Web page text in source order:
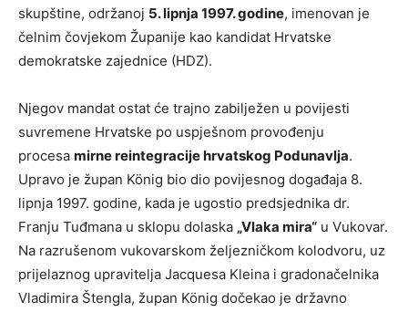
skupštine, održanoj 5. lipnja 1997. godine, imenovan je
čelnim čovjekom Županije kao kandidat Hrvatske
demokratske zajednice (HDZ).
Njegov mandat ostat će trajno zabilježen u povijesti
suvremene Hrvatske po uspješnom provođenju
procesa mirne reintegracije hrvatskog Podunavlja.
Upravo je župan König bio dio povijesnog događaja 8.
lipnja 1997. godine, kada je ugostio predsjednika dr.
Franju Tuđmana u sklopu dolaska „Vlaka mira“ u Vukovar.
Na razrušenom vukovarskom željezničkom kolodvoru, uz
prijelaznog upravitelja Jacquesa Kleina i gradonačelnika
Vladimira Štengla, župan König dočekao je državno